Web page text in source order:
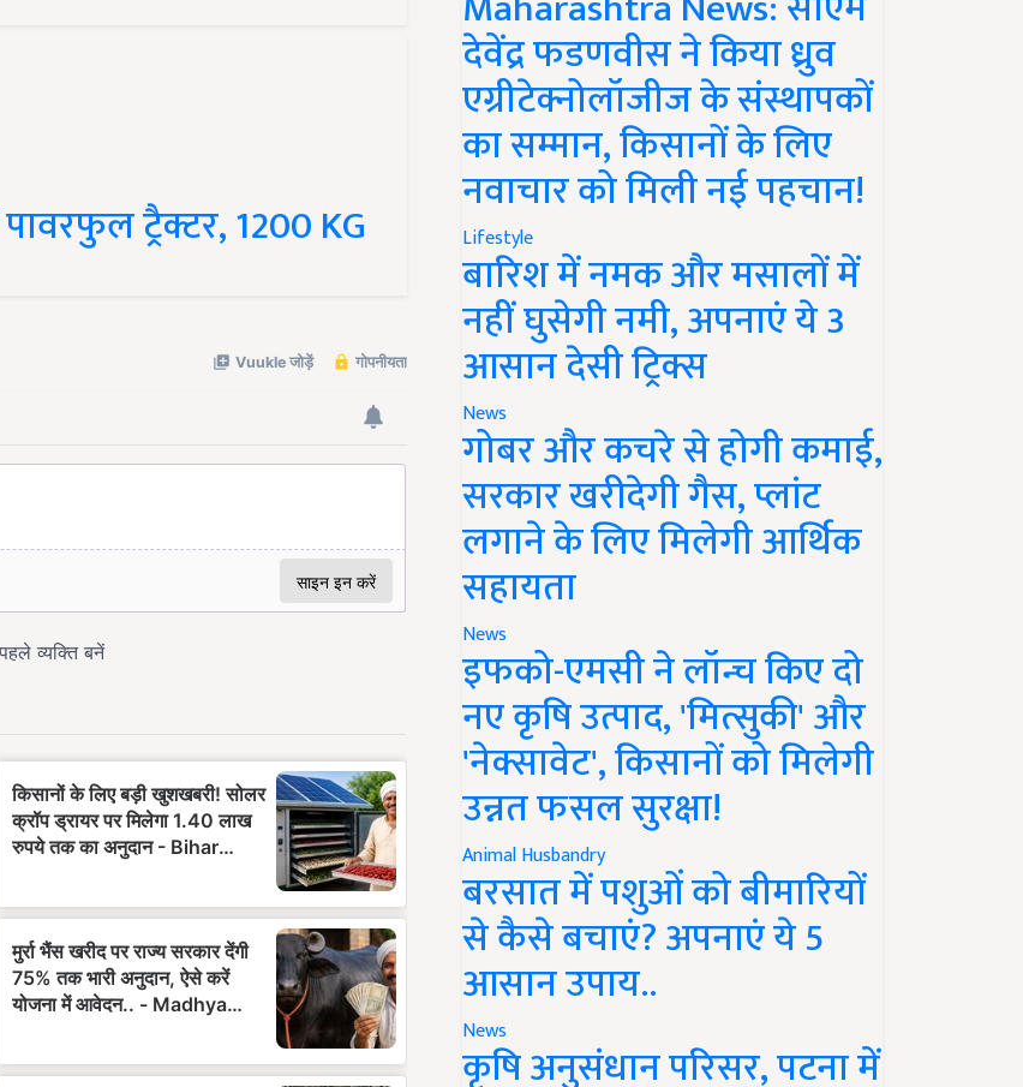
ट्रैक्टर, 1200 KG
देवेंद्र फडणवीस ने किया ध्रुव
एग्रीटेक्नोलॉजीज के संस्थापकों
का सम्मान, किसानों के लिए
नवाचार को मिली नई पहचान!
Lifestyle
बारिश में नमक और मसालों में
नहीं घुसेगी नमी, अपनाएं ये 3
आसान देसी ट्रिक्स
News
गोबर और कचरे से होगी कमाई,
सरकार खरीदेगी गैस, प्लांट
लगाने के लिए मिलेगी आर्थिक
सहायता
News
इफको-एमसी ने लॉन्च किए दो
नए कृषि उत्पाद, 'मित्सुकी' और
'नेक्सावेट', किसानों को मिलेगी
उन्नत फसल सुरक्षा!
Animal Husbandry
बरसात में पशुओं को बीमारियों
से कैसे बचाएं? अपनाएं ये 5
आसान उपाय..
News
कृषि अनुसंधान परिसर, पटना में